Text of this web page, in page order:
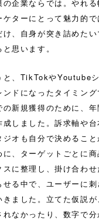
の企業ならでは。やれ
ケターにとって魅力的で
け、自身が突き詰めた
思います。
と、TikTokやYoutube
ンドになったタイミング
の新規獲得のために、
しました。訴求軸や台
ジオも自分で決めるこ
に、ターゲットごとに
スに整理し、掛け合わ
せる中で、ユーザーに
きました。立てた仮説
なかったり、数字で